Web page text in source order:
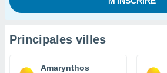
Principales villes
Amarynthos